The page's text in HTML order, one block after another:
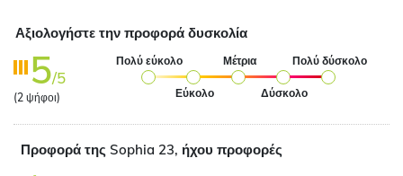
Αξιολογήστε την προφορά δυσκολία
5/5
(2 ψήφοι)
Πολύ εύκολο
Εύκολο
Μέτρια
Δύσκολο
Πολύ δύσκολο
Προφορά της Sophia 23, ήχου προφορές